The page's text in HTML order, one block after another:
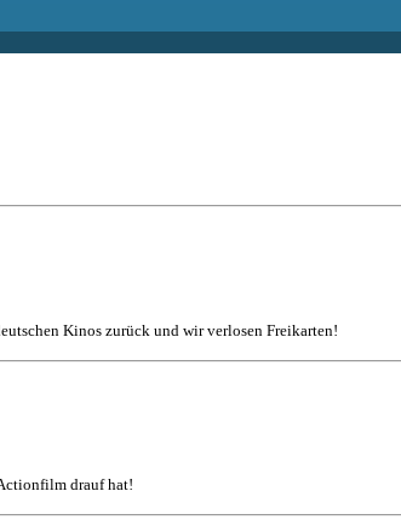
Kinos zurück und wir verlosen Freikarten!
drauf hat!